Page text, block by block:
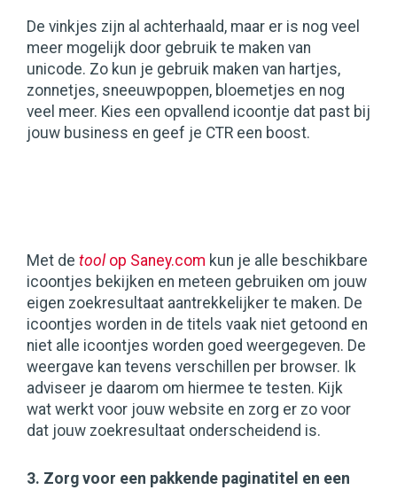
De vinkjes zijn al achterhaald, maar er is nog veel
meer mogelijk door gebruik te maken van
unicode. Zo kun je gebruik maken van hartjes,
zonnetjes, sneeuwpoppen, bloemetjes en nog
veel meer. Kies een opvallend icoontje dat past bij
jouw business en geef je CTR een boost.
Met de tool op Saney.com kun je alle beschikbare
icoontjes bekijken en meteen gebruiken om jouw
eigen zoekresultaat aantrekkelijker te maken. De
icoontjes worden in de titels vaak niet getoond en
niet alle icoontjes worden goed weergegeven. De
weergave kan tevens verschillen per browser. Ik
adviseer je daarom om hiermee te testen. Kijk
wat werkt voor jouw website en zorg er zo voor
dat jouw zoekresultaat onderscheidend is.
3. Zorg voor een pakkende paginatitel en een